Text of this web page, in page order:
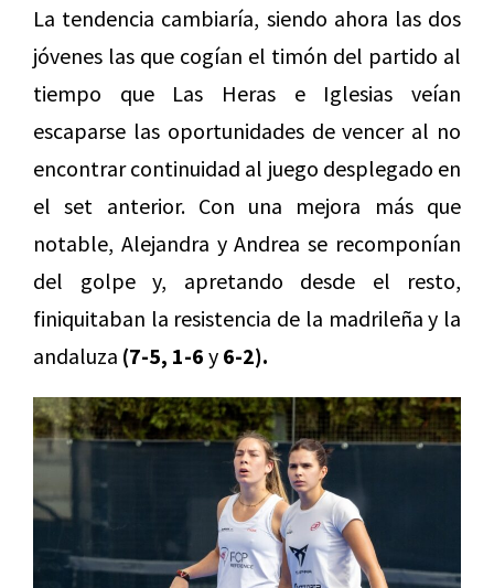
La tendencia cambiaría, siendo ahora las dos
jóvenes las que cogían el timón del partido al
tiempo que Las Heras e Iglesias veían
escaparse las oportunidades de vencer al no
encontrar continuidad al juego desplegado en
el set anterior. Con una mejora más que
notable, Alejandra y Andrea se recomponían
del golpe y, apretando desde el resto,
finiquitaban la resistencia de la madrileña y la
andaluza (7-5, 1-6 y 6-2).